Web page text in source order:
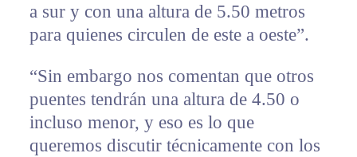
a sur y con una altura de 5.50 metros
para quienes circulen de este a oeste”.
“Sin embargo nos comentan que otros
puentes tendrán una altura de 4.50 o
incluso menor, y eso es lo que
queremos discutir técnicamente con los